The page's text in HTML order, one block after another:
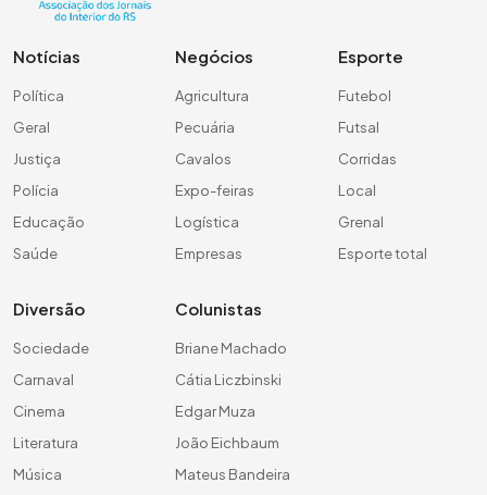
Notícias
Política
Geral
Justiça
Polícia
Educação
Saúde
Negócios
Agricultura
Pecuária
Cavalos
Expo-feiras
Logística
Empresas
Esporte
Futebol
Futsal
Corridas
Local
Grenal
Esporte total
Diversão
Sociedade
Carnaval
Cinema
Literatura
Música
Colunistas
Briane Machado
Cátia Liczbinski
Edgar Muza
João Eichbaum
Mateus Bandeira